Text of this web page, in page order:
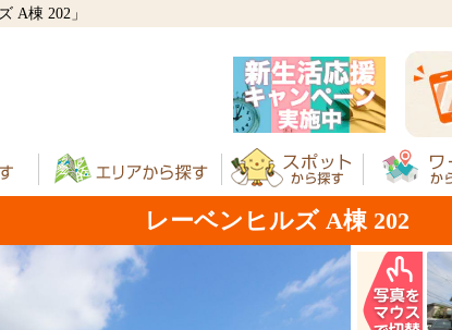
A棟 202」
レーベンヒルズ A棟 202